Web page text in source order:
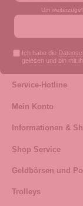
Um
Ich habe die
gelesen und bin mit
Service-Hotline
Mein Konto
Informationen &
Shop Service
Geldbörsen und
Trolleys